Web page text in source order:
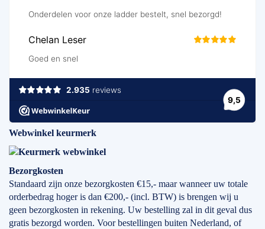
Webwinkel keurmerk
Bezorgkosten
Standaard zijn onze bezorgkosten €15,- maar wanneer uw totale
orderbedrag hoger is dan €200,- (incl. BTW) is brengen wij u
geen bezorgkosten in rekening. Uw bestelling zal in dit geval dus
gratis bezorgd worden. Voor bestellingen buiten Nederland, of